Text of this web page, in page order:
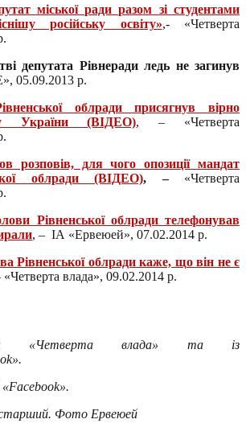
міської ради разом зі студентами
російську освіту»,- «Четверта
депутата Рівнеради ледь не загинув
05.09.2013 р.
облради присягнув вірно
України (ВІДЕО), – «Четверта
розповів, для чого опозиції мандат
облради (ВІДЕО), – «Четверта
Рівненської облради телефонував
, – ІА «Ервеюей», 07.02.2014 р.
Рівненської облради каже, що він не є
«Четверта влада», 09.02.2014 р.
«Четверта влада» та із
Фото Ервеюей